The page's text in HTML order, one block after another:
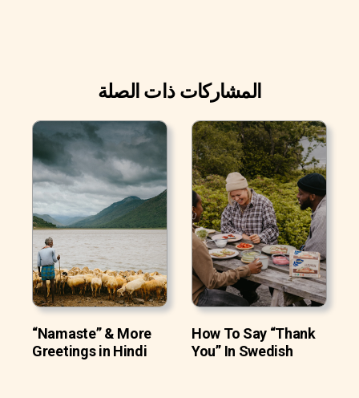
المشاركات ذات الصلة
“Namaste” & More
Greetings in Hindi
How To Say “Thank
You” In Swedish